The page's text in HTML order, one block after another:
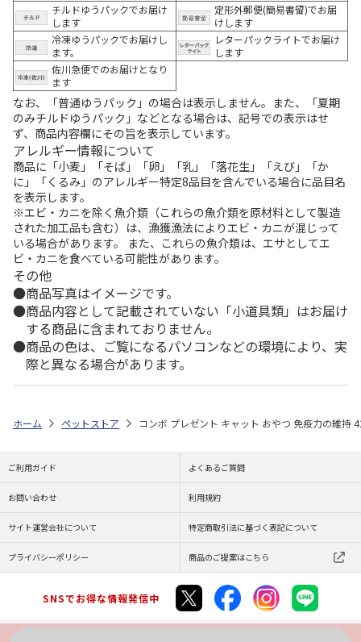
チルドゆうパックでお届け
します
定形外郵便(簡易書留)でお届
けします
冷凍ゆうパックでお届けし
ます。
レターパックライトでお届け
します
佐川急便でのお届けとなり
ます
なお、「普通ゆうパック」の場合は表示しません。また、「夏期
のみチルドゆうパック」などとなる場合は、記号での表示はせ
ず、商品内容欄にその旨を表示しています。
アレルギー情報について
商品に「小麦」「そば」「卵」「乳」「落花生」「えび」「か
に」「くるみ」のアレルギー特定8品目を含んでいる場合に品目名
を表示します。
※エビ・カニを除く魚介類（これらの魚介類を原材料として製造
された加工品も含む）は、漁獲漁法によりエビ・カニが混じって
いる場合があります。 また、これらの魚介類は、エサとしてエ
ビ・カニを食べている可能性があります。
その他
商品写真はイメージです。
商品内容として記載されていない「小道具類」はお届け
する商品に含まれておりません。
商品の色は、ご覧になるパソコンなどの環境により、実
際と異なる場合があります。
ホーム ペットストア コンボ プレゼント キャット おやつ 免疫力の維持
ご利用ガイド よくあるご質問
お問い合わせ 利用規約
サイト運営会社について 特定商取引法に基づく表記について
プライバシーポリシー 商品のご提案はこちら
SNSでお得な情報発信中